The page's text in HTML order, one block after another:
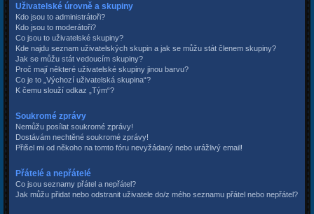
Uživatelské úrovně a skupiny
Kdo jsou to administrátoři?
Kdo jsou to moderátoři?
Co jsou to uživatelské skupiny?
Kde najdu seznam uživatelských skupin a jak se můžu stát členem skupiny?
Jak se můžu stát vedoucím skupiny?
Proč mají některé uživatelské skupiny jinou barvu?
Co je to „Výchozí uživatelská skupina“?
K čemu slouží odkaz „Tým“?
Soukromé zprávy
Nemůžu posílat soukromé zprávy!
Dostávám nechtěné soukromé zprávy!
Přišel mi od někoho na tomto fóru nevyžádaný nebo urážlivý email!
Přátelé a nepřátelé
Co jsou seznamy přátel a nepřátel?
Jak můžu přidat nebo odstranit uživatele do/z mého seznamu přátel nebo nepřátel?